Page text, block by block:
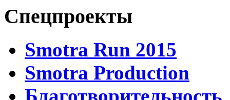
Спецпроекты
Smotra Run 2015
Smotra Production
Благотворительность